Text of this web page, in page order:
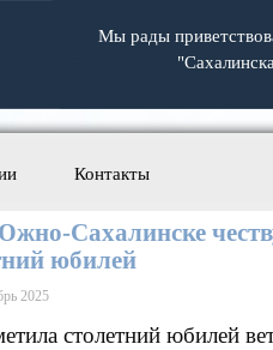
Мы рады
Контакты
Сахалинске
юбилей
2025
столетний юбилей